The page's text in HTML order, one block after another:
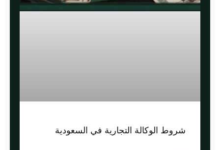
شروط الوكالة التجارية في السعودية